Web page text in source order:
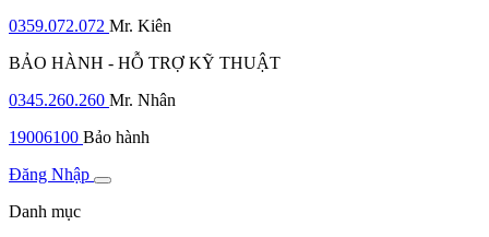
0359.072.072 Mr. Kiên
BẢO HÀNH - HỖ TRỢ KỸ THUẬT
0345.260.260 Mr. Nhân
19006100 Bảo hành
Đăng Nhập
Danh mục